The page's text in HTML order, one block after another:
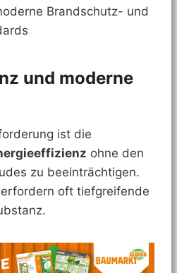
Brandschutz- und
und moderne
ist die
ohne den
zu beeinträchtigen.
oft tiefgreifende